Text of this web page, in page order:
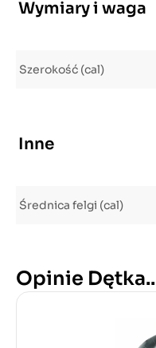
Wymiary i waga
Szerokość (cal)
Inne
Średnica felgi (cal)
Opinie Dętka..